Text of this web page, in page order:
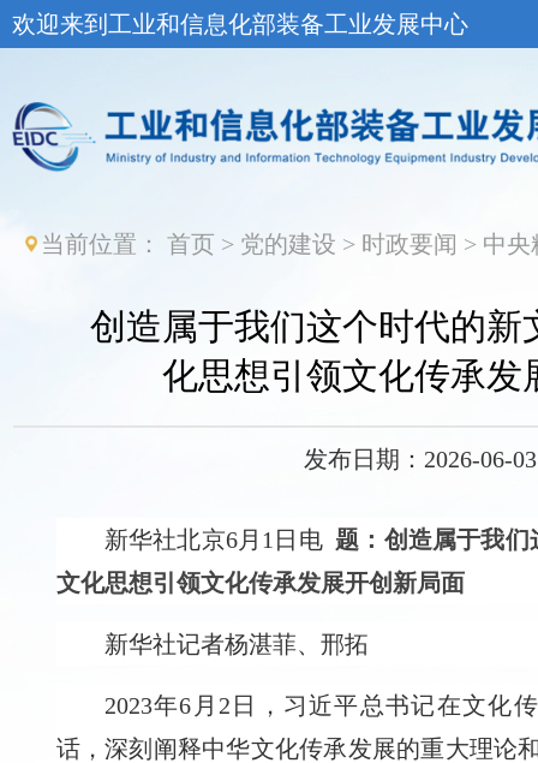
欢迎来到工业和信息化部装备工业发展中心
当前位置：首页 > 党的建设 > 时政要闻 > 中央
创造属于我们这个时代的
化思想引领文化传承发
发布日期：2026-06-
新华社北京6月1日电 题：创造属于我
文化思想引领文化传承发展开创新局面
新华社记者杨湛菲、邢拓
2023年6月2日，习近平总书记在文化
话，深刻阐释中华文化传承发展的重大理论